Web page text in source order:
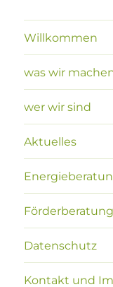
Willkommen
was wir
wer wir sind
Aktuelles
Förderberatung
Datenschutz
Kontakt und